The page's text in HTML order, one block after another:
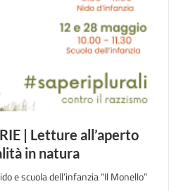
| Letture all’aperto
in natura
e scuola dell’infanzia “Il Monello”